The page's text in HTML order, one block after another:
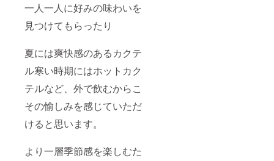
一人一人に好みの味わいを
見つけてもらったり
夏には爽快感のあるカクテ
ル寒い時期にはホットカク
テルなど、外で飲むからこ
その愉しみを感じていただ
けると思います。
より一層季節感を楽しむた